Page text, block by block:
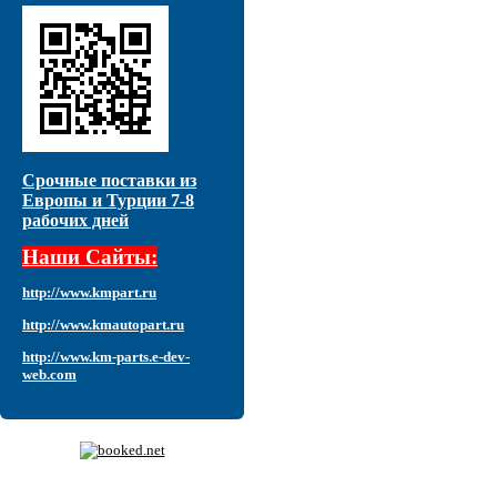
Срочные поставки из
Европы и Турции 7-8
рабочих дней
Наши Сайты:
http://www.kmpart.ru
http://www.kmautopart.ru
http://www.km-parts.e-dev-
web.com